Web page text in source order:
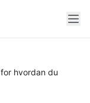
hvordan du